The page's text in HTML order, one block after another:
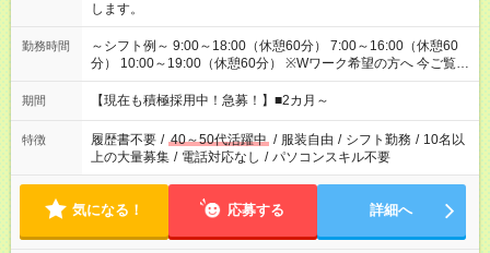
します。
勤務時間
～シフト例～ 9:00～18:00（休憩60分） 7:00～16:00（休憩60
分） 10:00～19:00（休憩60分） ※Wワーク希望の方へ 今ご覧の
お仕事で希望する勤務時間と、もう1つのお仕事の勤務時間の合
計が 週40時間を超えなければOKです。
期間 【現在も積極採用中！急募！】■2カ月～
特徴 履歴書不要 / 40～50代活躍中 / 服装自由 / シフト勤務 / 10名以
上の大量募集 / 電話対応なし / パソコンスキル不要
気になる！ 応募する 詳細へ